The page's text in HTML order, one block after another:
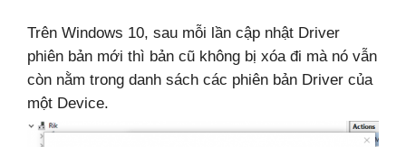
Trên Windows 10, sau mỗi lần cập nhật Driver
phiên bản mới thì bản cũ không bị xóa đi mà nó vẫn
còn nằm trong danh sách các phiên bản Driver của
một Device.